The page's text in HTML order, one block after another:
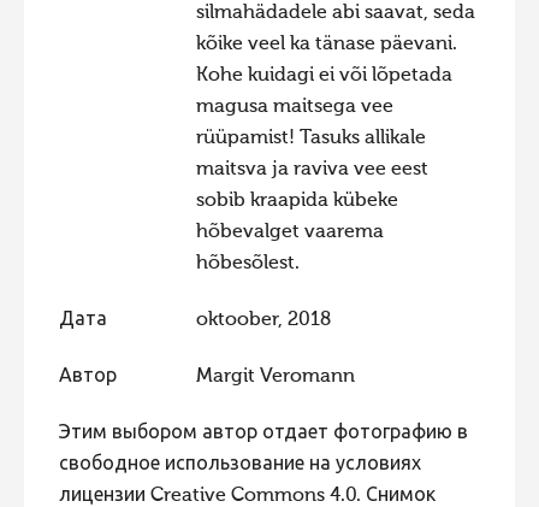
silmahädadele abi saavat, seda
kõike veel ka tänase päevani.
Kohe kuidagi ei või lõpetada
magusa maitsega vee
rüüpamist! Tasuks allikale
maitsva ja raviva vee eest
sobib kraapida kübeke
hõbevalget vaarema
hõbesõlest.
Дата oktoober, 2018
Автор Margit Veromann
Этим выбором автор отдает фотографию в
свободное использование на условиях
лицензии Creative Commons 4.0. Снимок